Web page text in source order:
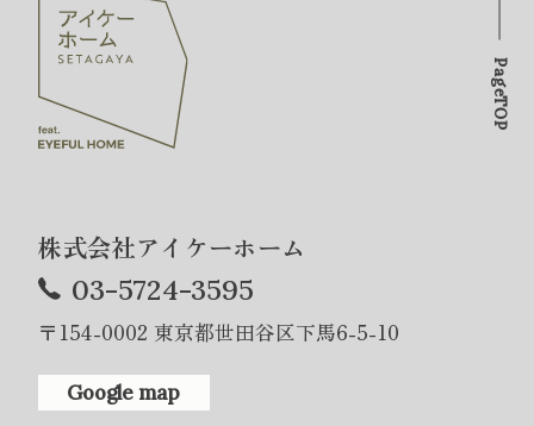
株式会社アイケーホーム
03-5724-3595
〒154-0002 東京都世田谷区下馬6-5-10
Google map
PageTOP